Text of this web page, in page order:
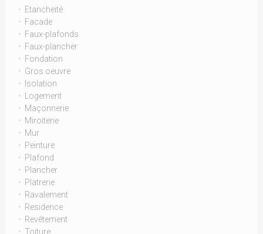
Etancheité
Facade
Faux-plafonds
Faux-plancher
Fondation
Gros oeuvre
Isolation
Logement
Maçonnerie
Miroiterie
Mur
Peinture
Plafond
Plancher
Platrerie
Ravalement
Residence
Revêtement
Toiture